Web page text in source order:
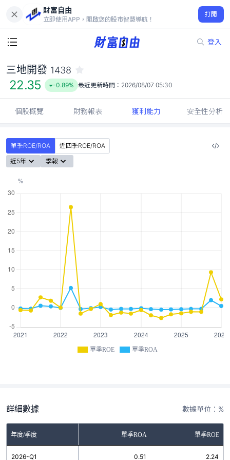
財富自由
立即使用APP，開啟您的股市智慧導航！
打開
登入
22.35
-0.89%
三地開發 1438
22.35 -0.89% 最近更新時間： 2026/08/07 05:30
個股概覽 財務報表 獲利能力 安全性分析
單季ROE/ROA
近四季ROE/ROA
近5年
季報
單季ROE 單季ROA
詳細數據 數據單位：%
年度/季度 單季ROA 單季ROE
2026-Q1 0.51 2.24